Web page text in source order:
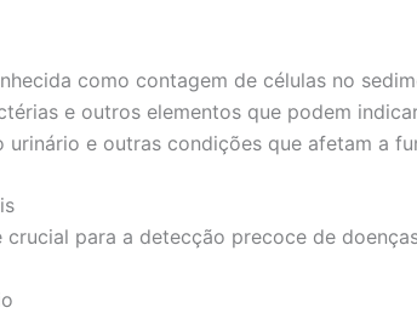
como contagem de células no
e outros elementos que podem
e outras condições que afetam a
para a detecção precoce de